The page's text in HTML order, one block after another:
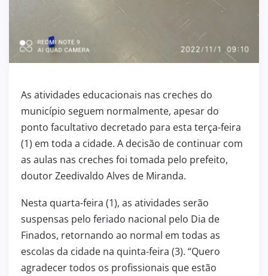
As atividades educacionais nas creches do
município seguem normalmente, apesar do
ponto facultativo decretado para esta terça-feira
(1) em toda a cidade. A decisão de continuar com
as aulas nas creches foi tomada pelo prefeito,
doutor Zeedivaldo Alves de Miranda.
Nesta quarta-feira (1), as atividades serão
suspensas pelo feriado nacional pelo Dia de
Finados, retornando ao normal em todas as
escolas da cidade na quinta-feira (3). “Quero
agradecer todos os profissionais que estão